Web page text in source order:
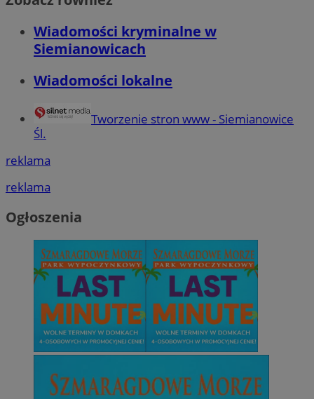
Wiadomości kryminalne w
Siemianowicach
Wiadomości lokalne
Tworzenie stron www - Siemianowice
Śl.
reklama
reklama
Ogłoszenia